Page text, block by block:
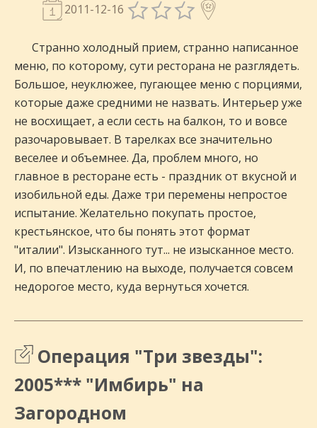
2011-12-16
Странно холодный прием, странно написанное
меню, по которому, сути ресторана не разглядеть.
Большое, неуклюжее, пугающее меню с порциями,
которые даже средними не назвать. Интерьер уже
не восхищает, а если сесть на балкон, то и вовсе
разочаровывает. В тарелках все значительно
веселее и объемнее. Да, проблем много, но
главное в ресторане есть - праздник от вкусной и
изобильной еды. Даже три перемены непростое
испытание. Желательно покупать простое,
крестьянское, что бы понять этот формат
"италии". Изысканного тут... не изысканное место.
И, по впечатлению на выходе, получается совсем
недорогое место, куда вернуться хочется.
Операция "Три звезды":
2005*** "Имбирь" на
Загородном